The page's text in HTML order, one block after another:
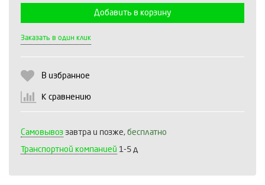
Добавить в корзину
Заказать в один клик
В избранное
К сравнению
Самовывоз завтра и позже, бесплатно
Транспортной компанией 1-5 д